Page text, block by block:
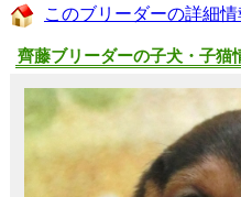
このブリーダーの詳細
齊藤ブリーダーの子犬・子猫